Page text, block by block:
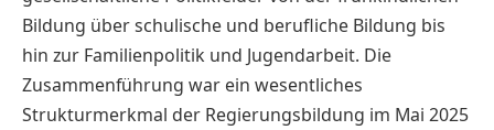
Bildung über schulische und berufliche Bildung bis
hin zur Familienpolitik und Jugendarbeit. Die
Zusammenführung war ein wesentliches
Strukturmerkmal der Regierungsbildung im Mai 2025